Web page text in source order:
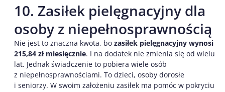
10. Zasiłek pielęgnacyjny dla
osoby z niepełnosprawnością
Nie jest to znaczna kwota, bo zasiłek pielęgnacyjny wynosi
215,84 zł miesięcznie. I na dodatek nie zmienia się od wielu
lat. Jednak świadczenie to pobiera wiele osób
z niepełnosprawnościami. To dzieci, osoby dorosłe
i seniorzy. W swoim założeniu zasiłek ma pomóc w pokryciu